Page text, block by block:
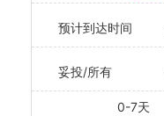
预计到达时间
妥投/所有
0-7天